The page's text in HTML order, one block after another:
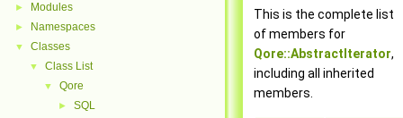
► Modules
► Namespaces
▼ Classes
▼ Class List
▼ Qore
► SQL
This is the complete list
of members for
Qore::AbstractIterator,
including all inherited
members.